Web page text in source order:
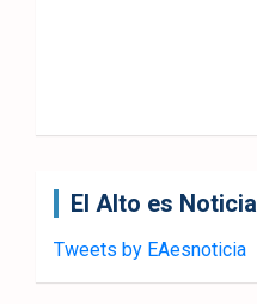
El Alto es Noticia
Tweets by EAesnoticia